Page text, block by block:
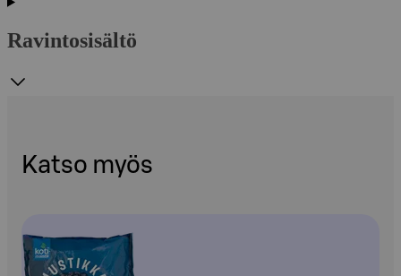
Ravintosisältö
Katso myös